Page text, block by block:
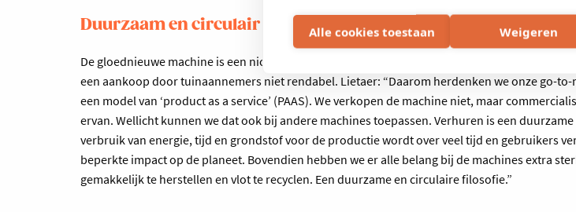
Alle cookies toestaan Weigeren
Duurzaam en circulair
De gloednieuwe machine is een nicheproduct en heeft een prijskaartje. Hoewel de nood en
een aankoop door tuinaannemers niet rendabel. Lietaer: “Daarom herdenken we onze go-
een model van ‘product as a service’ (PAAS). We verkopen de machine niet, maar
ervan. Wellicht kunnen we dat ook bij andere machines toepassen. Verhuren is een
verbruik van energie, tijd en grondstof voor de productie wordt over veel tijd en gebruikers
beperkte impact op de planeet. Bovendien hebben we er alle belang bij de machines extra
gemakkelijk te herstellen en vlot te recyclen. Een duurzame en circulaire filosofie.”